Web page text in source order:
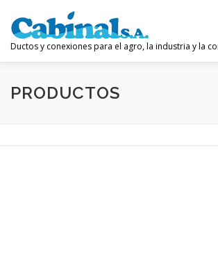
contenido
Ductos y conexiones para el agro, la industria y la
INICIO EMPRESA
PRODUCTOS